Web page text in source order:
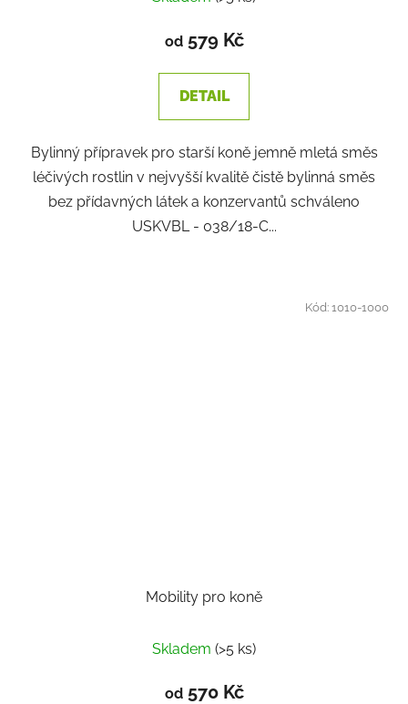
od579 Kč
DETAIL
Bylinný přípravek pro starší koně jemně mletá směs
léčivých rostlin v nejvyšší kvalitě čistě bylinná směs
bez přídavných látek a konzervantů schváleno
USKVBL - 038/18-C...
Mobility pro koně
Skladem (>5 ks)
od570 Kč
Kód:1010-1000